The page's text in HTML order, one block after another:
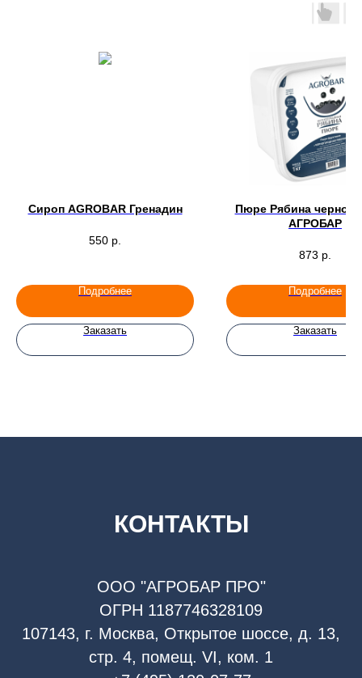
Сироп AGROBAR Гренадин
550 р.
Подробнее
Заказать
Пюре Рябина
АГРОБАР
873 р.
Подробнее
Заказать
КОНТАКТЫ
ООО "АГРОБАР ПРО"
ОГРН 1187746328109
107143, г. Москва, Открытое шоссе, д. 13,
стр. 4, помещ. VI, ком. 1